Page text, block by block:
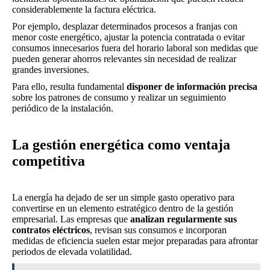
considerablemente la factura eléctrica.
Por ejemplo, desplazar determinados procesos a franjas con
menor coste energético, ajustar la potencia contratada o evitar
consumos innecesarios fuera del horario laboral son medidas que
pueden generar ahorros relevantes sin necesidad de realizar
grandes inversiones.
Para ello, resulta fundamental disponer de información precisa
sobre los patrones de consumo y realizar un seguimiento
periódico de la instalación.
La gestión energética como ventaja
competitiva
La energía ha dejado de ser un simple gasto operativo para
convertirse en un elemento estratégico dentro de la gestión
empresarial. Las empresas que analizan regularmente sus
contratos eléctricos, revisan sus consumos e incorporan
medidas de eficiencia suelen estar mejor preparadas para afrontar
periodos de elevada volatilidad.